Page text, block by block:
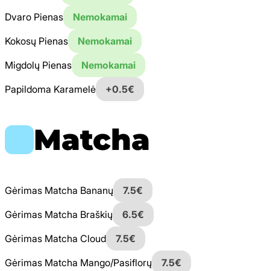
Dvaro Pienas
Nemokamai
Kokosų Pienas
Nemokamai
Migdolų Pienas
Nemokamai
Papildoma Karamelė
+0.5€
Matcha
Gėrimas Matcha Bananų
7.5€
Gėrimas Matcha Braškių
6.5€
Gėrimas Matcha Cloud
7.5€
Gėrimas Matcha Mango/Pasiflorų
7.5€